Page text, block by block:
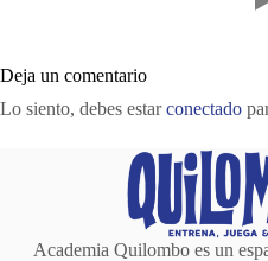
Deja un comentario
Lo siento, debes estarconectado
Academia Quilombo es un